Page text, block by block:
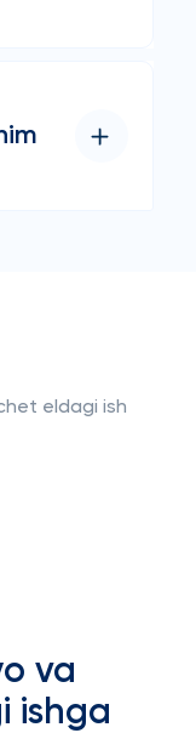
eldagi ish
va
ishga